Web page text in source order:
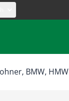
BMW, HMW